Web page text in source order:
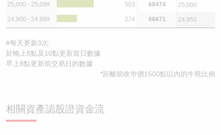
25,000 - 25,099 503 68474 25,000
24,900 - 24,999 274 66671 24,950
#每天更新3次:
於晚上8點及10點更新當日數據
早上8點更新前交易日的數據
*距離前收巿價1500點以內的牛熊比例
相關資產認股證資金流